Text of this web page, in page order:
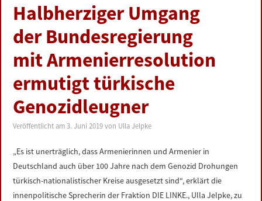
ZUR PERSON
LINKS
DATENSCHUTZERKLÄRUNG
IMPRESSUM
Halbherziger Umgang
der Bundesregierung
mit Armenierresolution
ermutigt türkische
Genozidleugner
Veröffentlicht am3. Juni 2019 von Ulla Jelpke
„Es ist unerträglich, dass Armenierinnen und Armenier in
Deutschland auch über 100 Jahre nach dem Genozid Drohungen
türkisch-nationalistischer Kreise ausgesetzt sind“, erklärt die
innenpolitische Sprecherin der Fraktion DIE LINKE., Ulla Jelpke, zu